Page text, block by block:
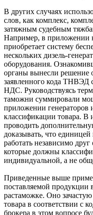
В других случаях
слов, как комплекс,
затяжным судебным
Например, в приложении
приобретает систему
нескольких дизель-
оборудования.
органы вынесли решение
заявленного кода ТНВЭД
НДС. Руководствуясь
таможни суммировали
приложении генераторов
классификации товара. В
проводить
доказывать, что
работать независимо
которые должны
индивидуальной, а не
Приведенные выше
поставляемой продукции
растаможке. Оно
товара в соответствии с
брокера в этом вопросе